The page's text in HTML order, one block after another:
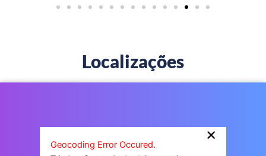
Localizações
×
Geocoding Error Occured.